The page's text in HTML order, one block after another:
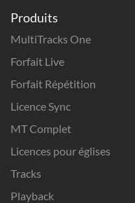
Produits
MultiTracks One
Forfait Live
Forfait Répétition
Licence Sync
MT Complet
Licences pour églises
Tracks
Playback